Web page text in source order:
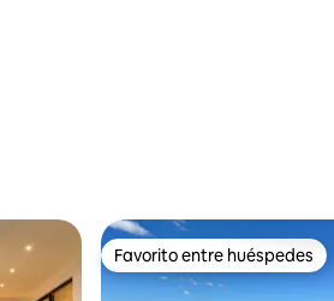
Favorito entre huéspedes
Favorito entre huéspedes